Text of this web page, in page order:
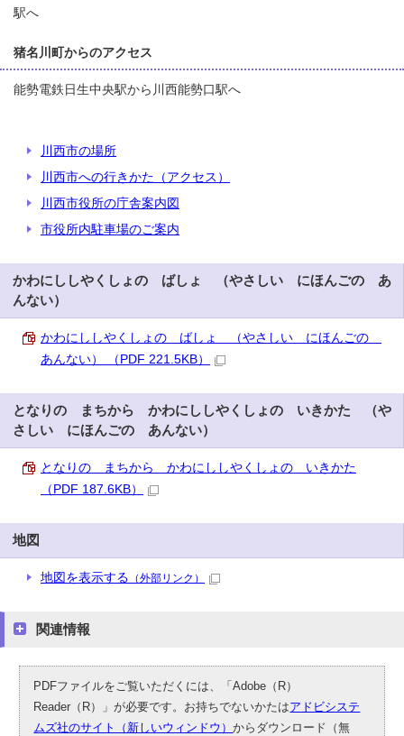
駅へ
猪名川町からのアクセス
能勢電鉄日生中央駅から川西能勢口駅へ
川西市の場所
川西市への行きかた（アクセス）
川西市役所の庁舎案内図
市役所内駐車場のご案内
かわにししやくしょの ばしょ （やさしい にほんごの あ
んない）
かわにししやくしょの ばしょ （やさしい にほんごの
あんない） （PDF 221.5KB）
となりの まちから かわにししやくしょの いきかた （や
さしい にほんごの あんない）
となりの まちから かわにししやくしょの いきかた
（PDF 187.6KB）
地図
地図を表示する （外部リンク）
関連情報
PDFファイルをご覧いただくには、「Adobe（R）
Reader（R）」が必要です。お持ちでないかたはアドビシステ
ムズ社のサイト（新しいウィンドウ）からダウンロード（無